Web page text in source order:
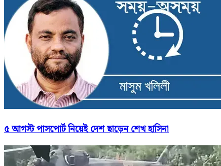
৫ আগস্ট পাসপোর্ট নিয়েই দেশ ছাড়েন শেখ হাসিনা